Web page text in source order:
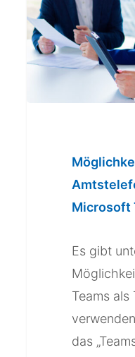
mit
Microsoft
Teams
Microsoft
Es gibt
Teams als
das